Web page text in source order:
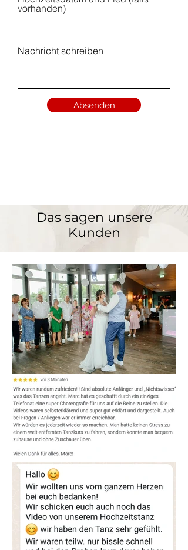
vorhanden)
Nachricht schreiben
Absenden
Das sagen unsere
Kunden